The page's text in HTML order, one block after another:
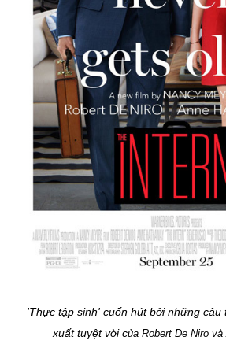
'Thực tập sinh' cuốn hút bởi những câu
xuất tuyệt vời của Robert De Niro và